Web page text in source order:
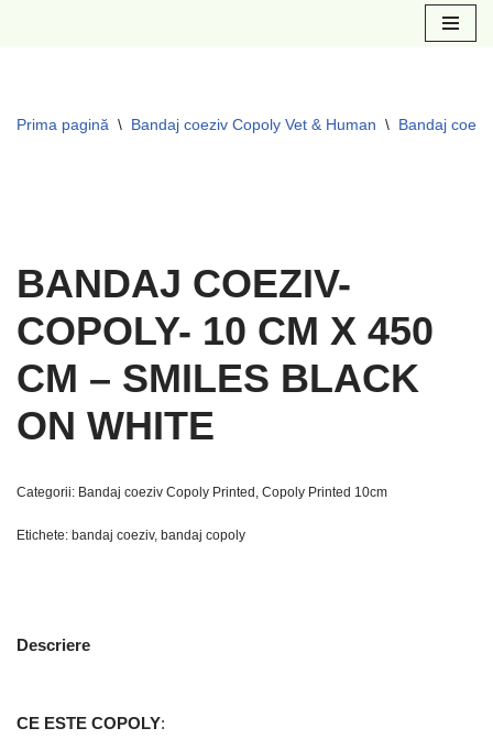
Prima pagină \ Bandaj coeziv Copoly Vet & Human \ Bandaj
BANDAJ COEZIV-
COPOLY- 10 CM X 450
CM – SMILES BLACK
ON WHITE
Categorii: Bandaj coeziv Copoly Printed , Copoly Printed 10cm
Etichete: bandaj coeziv, bandaj copoly
Descriere
CE ESTE COPOLY: